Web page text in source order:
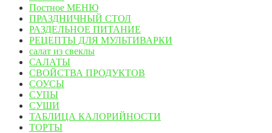
Постное МЕНЮ
ПРАЗДНИЧНЫЙ СТОЛ
РАЗДЕЛЬНОЕ ПИТАНИЕ
РЕЦЕПТЫ ДЛЯ МУЛЬТИВАРКИ
салат из свеклы
САЛАТЫ
СВОЙСТВА ПРОДУКТОВ
СОУСЫ
СУПЫ
СУШИ
ТАБЛИЦА КАЛОРИЙНОСТИ
ТОРТЫ